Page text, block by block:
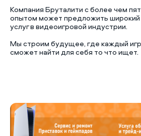
Компания Бруталити с более чем
опытом может предложить широкий
услуг в видеоигровой индустрии.
Мы строим будущее, где каждый
сможет найти для себя то что ищет.